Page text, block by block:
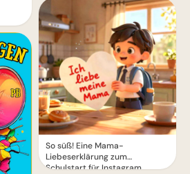
So süß! Eine Mama-
Liebeserklärung zum
Schulstart für Instagram